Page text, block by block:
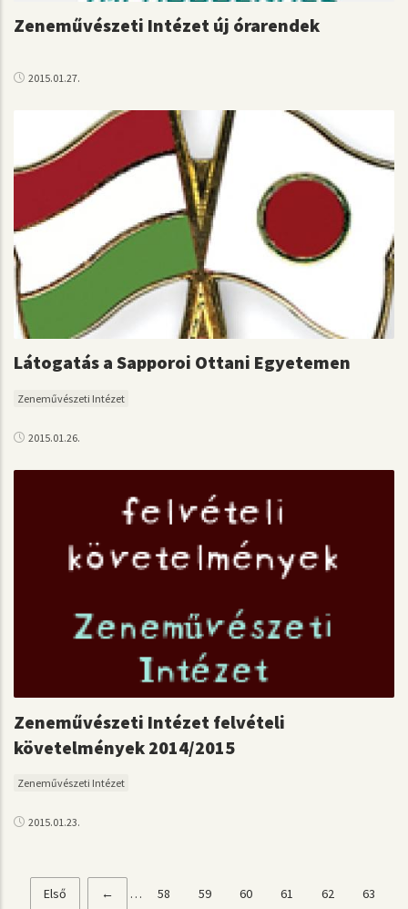
Zeneművészeti Intézet új órarendek
2015.01.27.
Látogatás a Sapporoi Ottani Egyetemen
Zeneművészeti Intézet
2015.01.26.
Zeneművészeti Intézet felvételi
követelmények 2014/2015
Zeneművészeti Intézet
2015.01.23.
Oldalszámozás
Első
Első
Előző
← … Page
58 Page
59 Page
60 Page
61 Page
62 Page
63